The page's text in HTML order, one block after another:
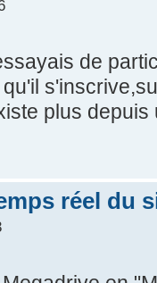
de
plus depuis
réel du